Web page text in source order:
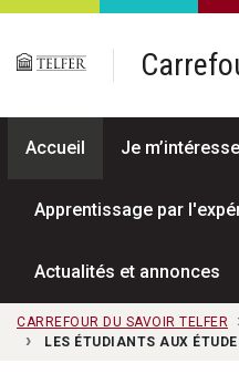
Passer au contenu principal
Accueil Je
Apprentissage par
Actualités et annonces
CARREFOUR DU SAVOIR TELFER
LES ÉTUDIANTS AUX